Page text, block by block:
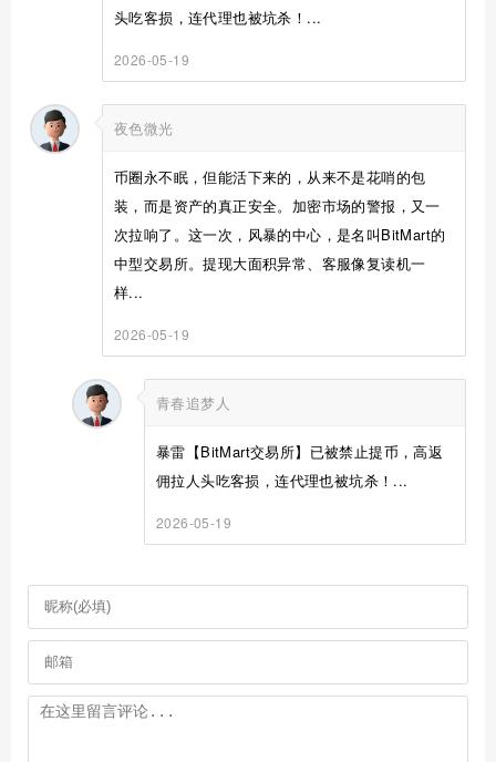
头吃客损，连代理也被坑杀！...
2026-05-19
夜色微光
币圈永不眠，但能活下来的，从来不是花哨的包
装，而是资产的真正安全。加密市场的警报，又一
次拉响了。这一次，风暴的中心，是名叫BitMart的
中型交易所。提现大面积异常、客服像复读机一
样...
2026-05-19
青春追梦人
暴雷【BitMart交易所】已被禁止提币，高返
佣拉人头吃客损，连代理也被坑杀！...
2026-05-19